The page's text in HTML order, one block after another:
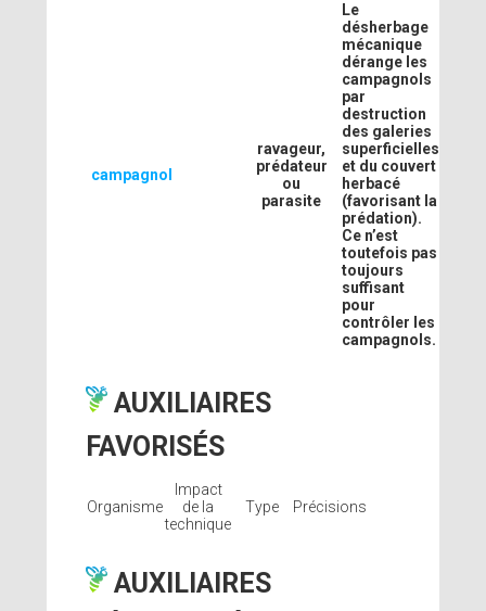
campagnol
ravageur,
prédateur
ou
parasite
Le
désherbage
mécanique
dérange les
campagnols
par
destruction
des galeries
superficielles
et du couvert
herbacé
(favorisant la
prédation).
Ce n’est
toutefois pas
toujours
suffisant
pour
contrôler les
campagnols.
AUXILIAIRES
FAVORISÉS
Organisme
Impact
de la
technique
Type Précisions
AUXILIAIRES